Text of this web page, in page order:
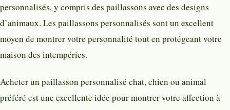
personnalisés, y compris des paillassons avec des designs
d’animaux. Les paillassons personnalisés sont un excellent
moyen de montrer votre personnalité tout en protégeant votre
maison des intempéries.
Acheter un paillasson personnalisé chat, chien ou animal
préféré est une excellente idée pour montrer votre affection à